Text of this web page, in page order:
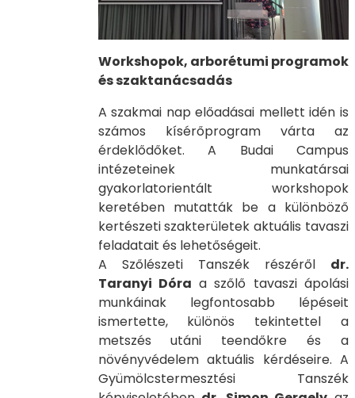
Workshopok, arborétumi programok
és szaktanácsadás
A szakmai nap előadásai mellett idén is
számos kísérőprogram várta az
érdeklődőket. A Budai Campus
intézeteinek munkatársai
gyakorlatorientált workshopok
keretében mutatták be a különböző
kertészeti szakterületek aktuális tavaszi
feladatait és lehetőségeit.
A Szőlészeti Tanszék részéről dr.
Taranyi Dóra a szőlő tavaszi ápolási
munkáinak legfontosabb lépéseit
ismertette, különös tekintettel a
metszés utáni teendőkre és a
növényvédelem aktuális kérdéseire. A
Gyümölcstermesztési Tanszék